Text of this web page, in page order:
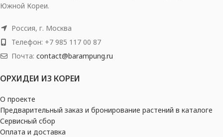
Южной Кореи.
Россия, г. Москва
Телефон: +7 985 117 00 87
Почта: contact@barampung.ru
ОРХИДЕИ ИЗ КОРЕИ
О проекте
Предварительный заказ и бронирование растений в каталоге
Сервисный сбор
Оплата и доставка